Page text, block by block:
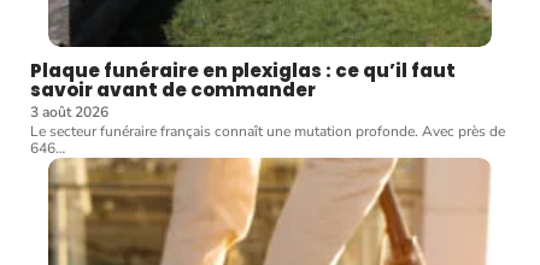
Plaque funéraire en plexiglas : ce qu’il faut
savoir avant de commander
3 août 2026
Le secteur funéraire français connaît une mutation profonde. Avec près de
646…